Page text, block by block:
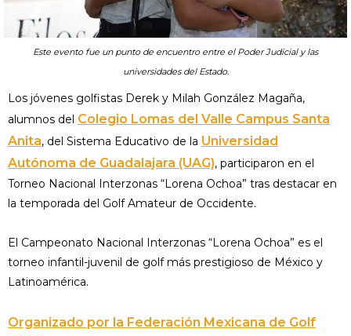
Este evento fue un punto de encuentro entre el Poder Judicial y las
universidades del Estado.
Los jóvenes golfistas Derek y Milah González Magaña,
alumnos del Colegio Lomas del Valle Campus Santa
Anita, del Sistema Educativo de la Universidad
Autónoma de Guadalajara (UAG), participaron en el
Torneo Nacional Interzonas “Lorena Ochoa” tras destacar en
la temporada del Golf Amateur de Occidente.
El Campeonato Nacional Interzonas “Lorena Ochoa” es el
torneo infantil-juvenil de golf más prestigioso de México y
Latinoamérica.
Organizado por la Federación Mexicana de Golf